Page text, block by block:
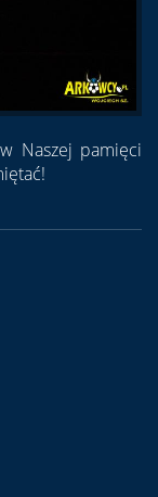
Naszej pamięci